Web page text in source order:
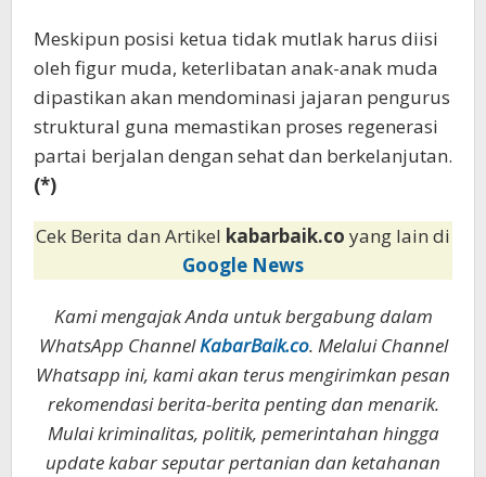
Meskipun posisi ketua tidak mutlak harus diisi
oleh figur muda, keterlibatan anak-anak muda
dipastikan akan mendominasi jajaran pengurus
struktural guna memastikan proses regenerasi
partai berjalan dengan sehat dan berkelanjutan.
(*)
Cek Berita dan Artikel kabarbaik.co yang lain di
Google News
Kami mengajak Anda untuk bergabung dalam
WhatsApp ChannelKabarBaik.co. Melalui Channel
Whatsapp ini, kami akan terus mengirimkan pesan
rekomendasi berita-berita penting dan menarik.
Mulai kriminalitas, politik, pemerintahan hingga
update kabar seputar pertanian dan ketahanan